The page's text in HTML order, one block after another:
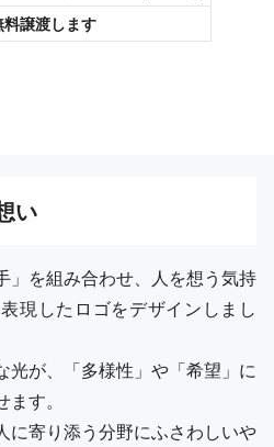
料譲渡します
い
」を組み合わせ、人を想う気持
現したロゴをデザインしまし
光が、「多様性」や「希望」に
す。
に寄り添う分野にふさわしいや